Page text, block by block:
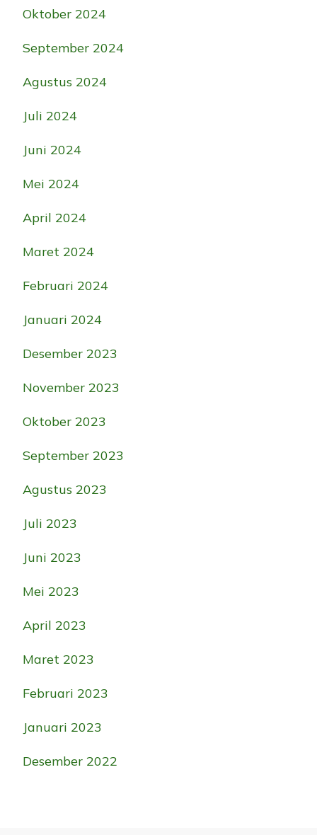
Oktober 2024
September 2024
Agustus 2024
Juli 2024
Juni 2024
Mei 2024
April 2024
Maret 2024
Februari 2024
Januari 2024
Desember 2023
November 2023
Oktober 2023
September 2023
Agustus 2023
Juli 2023
Juni 2023
Mei 2023
April 2023
Maret 2023
Februari 2023
Januari 2023
Desember 2022